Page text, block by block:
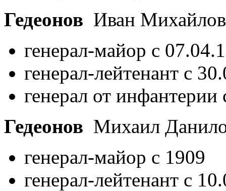
Гедеонов Иван
генерал-майор с
генерал-лейтенант с
генерал от инфантерии
Гедеонов Михаил
генерал-майор с 1909
генерал-лейтенант с